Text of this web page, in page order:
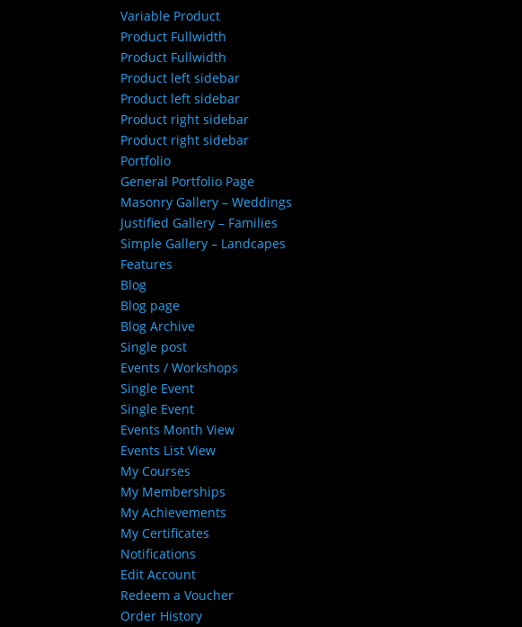
Variable Product
Product Fullwidth
Product Fullwidth
Product left sidebar
Product left sidebar
Product right sidebar
Product right sidebar
Portfolio
General Portfolio Page
Masonry Gallery – Weddings
Justified Gallery – Families
Simple Gallery – Landcapes
Features
Blog
Blog page
Blog Archive
Single post
Events / Workshops
Single Event
Single Event
Events Month View
Events List View
My Courses
My Memberships
My Achievements
My Certificates
Notifications
Edit Account
Redeem a Voucher
Order History